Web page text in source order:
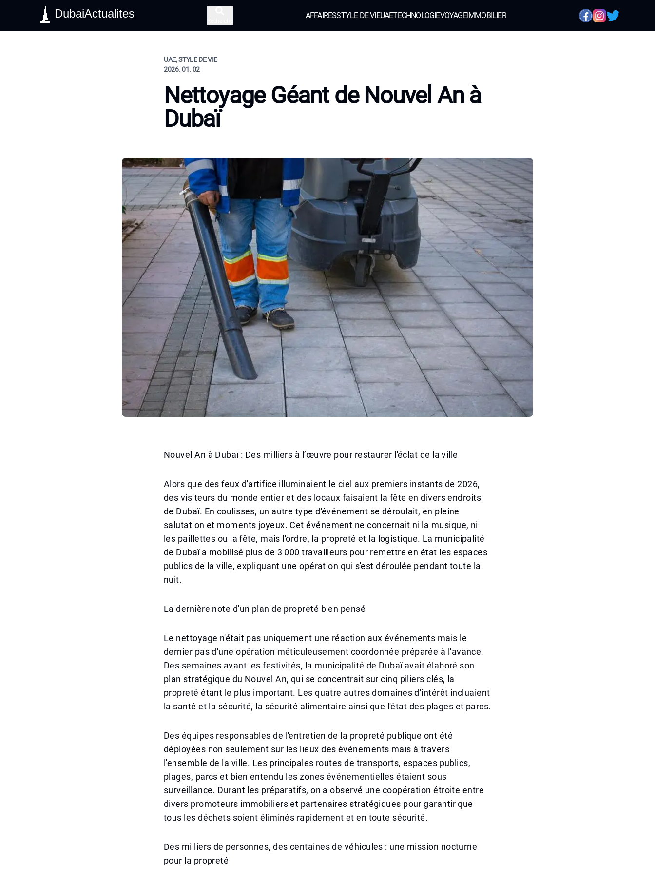
DubaiActualites AFFAIRESSTYLE DE VIEUAETECHNOLOGIEVOYAGEIMMOBILIER
UAE, STYLE DE VIE
2026. 01. 02
Nettoyage Géant de Nouvel An à
Dubaï
Nouvel An à Dubaï : Des milliers à l’œuvre pour restaurer l'éclat de la ville
Alors que des feux d'artifice illuminaient le ciel aux premiers instants de 2026,
des visiteurs du monde entier et des locaux faisaient la fête en divers endroits
de Dubaï. En coulisses, un autre type d'événement se déroulait, en pleine
salutation et moments joyeux. Cet événement ne concernait ni la musique, ni
les paillettes ou la fête, mais l'ordre, la propreté et la logistique. La municipalité
de Dubaï a mobilisé plus de 3 000 travailleurs pour remettre en état les espaces
publics de la ville, expliquant une opération qui s'est déroulée pendant toute la
nuit.
La dernière note d'un plan de propreté bien pensé
Le nettoyage n'était pas uniquement une réaction aux événements mais le
dernier pas d'une opération méticuleusement coordonnée préparée à l'avance.
Des semaines avant les festivités, la municipalité de Dubaï avait élaboré son
plan stratégique du Nouvel An, qui se concentrait sur cinq piliers clés, la
propreté étant le plus important. Les quatre autres domaines d'intérêt incluaient
la santé et la sécurité, la sécurité alimentaire ainsi que l'état des plages et parcs.
Des équipes responsables de l'entretien de la propreté publique ont été
déployées non seulement sur les lieux des événements mais à travers
l'ensemble de la ville. Les principales routes de transports, espaces publics,
plages, parcs et bien entendu les zones événementielles étaient sous
surveillance. Durant les préparatifs, on a observé une coopération étroite entre
divers promoteurs immobiliers et partenaires stratégiques pour garantir que
tous les déchets soient éliminés rapidement et en toute sécurité.
Des milliers de personnes, des centaines de véhicules : une mission nocturne
pour la propreté